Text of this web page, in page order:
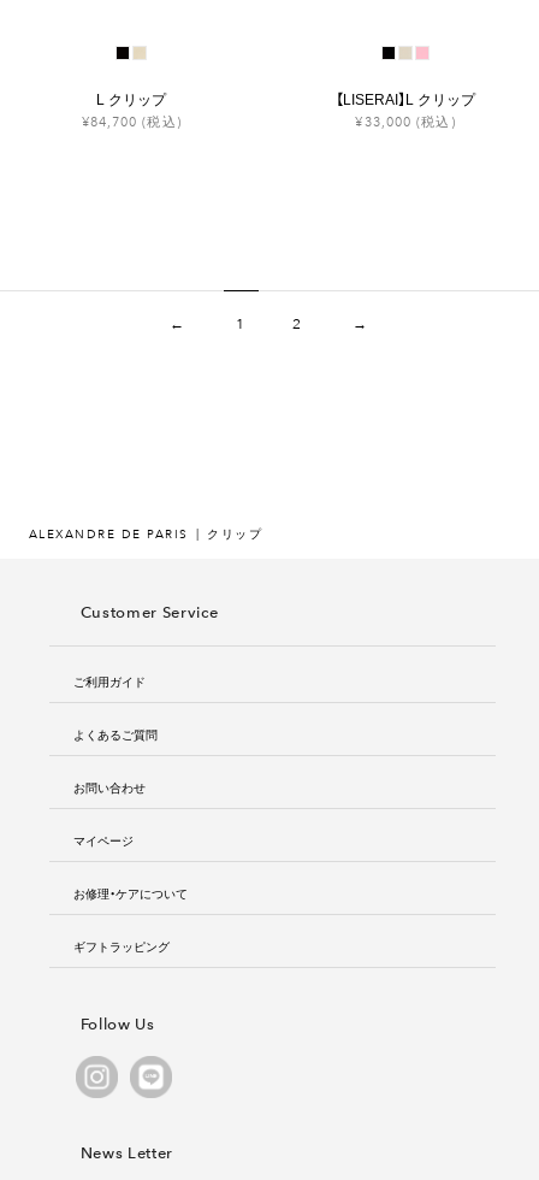
L クリップ
¥84,700 (税込)
【LISERAI】L クリップ
¥33,000 (税込)
← 1 2 →
ALEXANDRE DE PARIS クリップ
Customer Service
ご利用ガイド
よくあるご質問
お問い合わせ
マイページ
お修理・ケアについて
ギフトラッピング
Follow Us
News Letter